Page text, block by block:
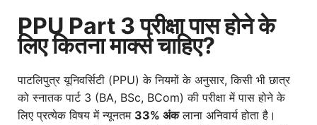
PPU Part 3 परीक्षा पास होने के
लिए कितना मार्क्स चाहिए?
पाटलिपुत्र यूनिवर्सिटी (PPU) के नियमों के अनुसार, किसी भी छात्र
को स्नातक पार्ट 3 (BA, BSc, BCom) की परीक्षा में पास होने के
लिए प्रत्येक विषय में न्यूनतम 33% अंकलाना अनिवार्य होता है।